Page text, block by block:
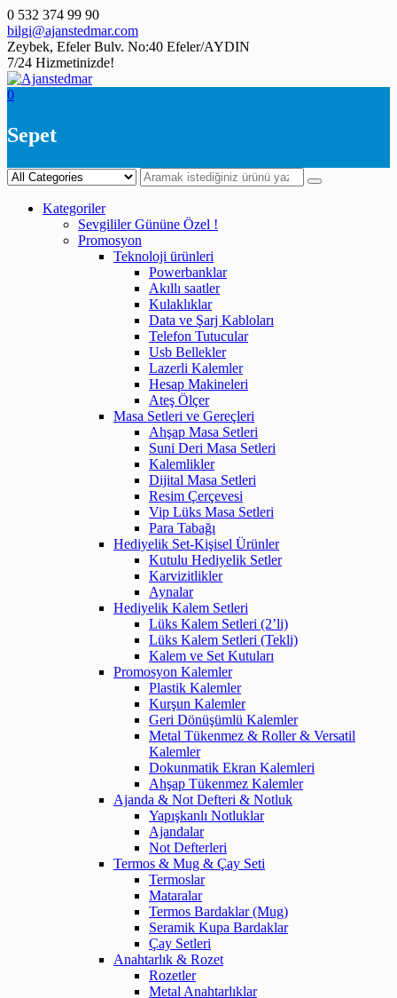
Skip
to
content
0 532 374 99 90
bilgi@ajanstedmar.com
Zeybek, Efeler Bulv. No:40 Efeler/AYDIN
7/24 Hizmetinizde!
0
Sepet
Kategoriler
Sevgililer Gününe Özel !
Promosyon
Teknoloji ürünleri
Powerbanklar
Akıllı saatler
Kulaklıklar
Data ve Şarj Kabloları
Telefon Tutucular
Usb Bellekler
Lazerli Kalemler
Hesap Makineleri
Ateş Ölçer
Masa Setleri ve Gereçleri
Ahşap Masa Setleri
Suni Deri Masa Setleri
Kalemlikler
Dijital Masa Setleri
Resim Çerçevesi
Vip Lüks Masa Setleri
Para Tabağı
Hediyelik Set-Kişisel Ürünler
Kutulu Hediyelik Setler
Karvizitlikler
Aynalar
Hediyelik Kalem Setleri
Lüks Kalem Setleri (2’li)
Lüks Kalem Setleri (Tekli)
Kalem ve Set Kutuları
Promosyon Kalemler
Plastik Kalemler
Kurşun Kalemler
Geri Dönüşümlü Kalemler
Metal Tükenmez & Roller & Versatil
Kalemler
Dokunmatik Ekran Kalemleri
Ahşap Tükenmez Kalemler
Ajanda & Not Defteri & Notluk
Yapışkanlı Notluklar
Ajandalar
Not Defterleri
Termos & Mug & Çay Seti
Termoslar
Mataralar
Termos Bardaklar (Mug)
Seramik Kupa Bardaklar
Çay Setleri
Anahtarlık & Rozet
Rozetler
Metal Anahtarlıklar